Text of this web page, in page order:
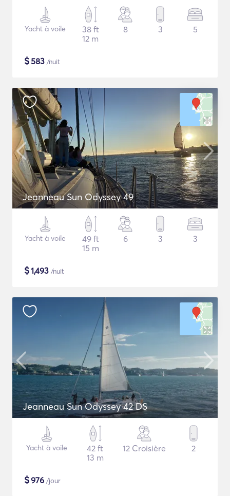
Yacht à voile
38 ft
12 m
8 3 5
$583 /nuit
Jeanneau Sun Odyssey 49
Yacht à voile
49 ft
15 m
6 3 3
$1,493 /nuit
Jeanneau Sun Odyssey 42 DS
Yacht à voile
42 ft
13 m
12 Croisière 2
$976 /jour